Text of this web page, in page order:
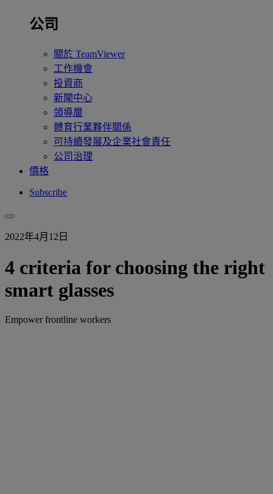
公司
關於 TeamViewer
工作機會
投資商
新聞中心
領導層
體育行業夥伴關係
可持續發展及企業社會責任
公司治理
價格
Subscribe
2022年4月12日
4 criteria for choosing the right
smart glasses
Empower frontline workers